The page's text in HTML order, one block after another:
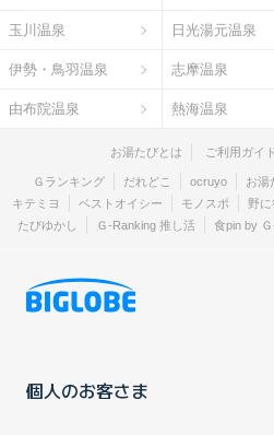
玉川温泉 日光湯元温泉
伊勢・鳥羽温泉 志摩温泉
由布院温泉 熱海温泉
お湯たびとは ご利用ガイ
Ｇランキング だれどこ ocruyo お湯
キテミヨ
ベストオイシー モノスポ 野に
たびゆかし
Ｇ-Ranking 推し活 食pin by
個人のお客さま